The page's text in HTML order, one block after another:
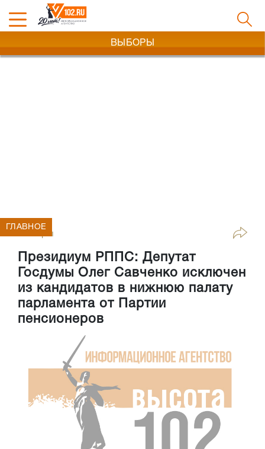
ВЫБОРЫ
Выборы
Президиум РППС: Депутат
Госдумы Олег Савченко исключен
из кандидатов в нижнюю палату
парламента от Партии
пенсионеров
ГЛАВНОЕ